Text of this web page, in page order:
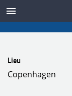
TRANSDUCTEURS
Lieu
Copenhagen